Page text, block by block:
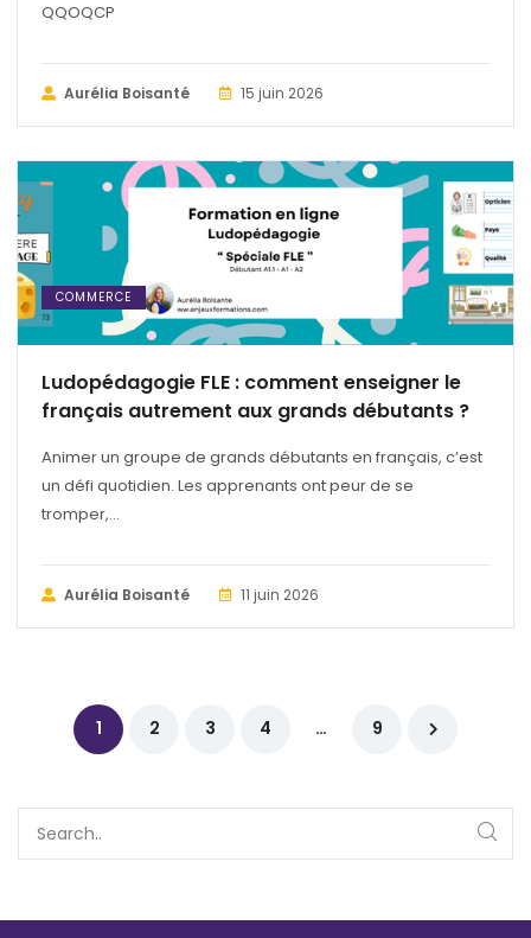
QQOQCP
Aurélia Boisanté 15 juin 2026
COMMERCE
Ludopédagogie FLE : comment enseigner le
français autrement aux grands débutants ?
Animer un groupe de grands débutants en français, c’est
un défi quotidien. Les apprenants ont peur de se
tromper,...
Aurélia Boisanté 11 juin 2026
1 2 3 4 … 9